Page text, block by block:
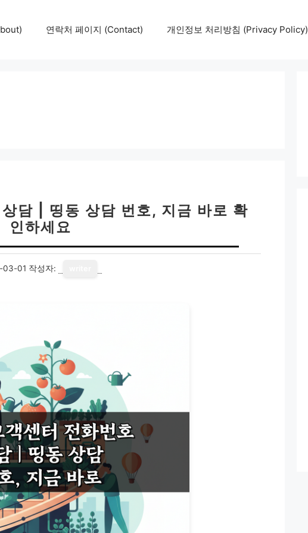
연락처 페이지 (Contact) 개인정보 처리방침 (Privacy Policy)
담 | 띵동 상담 번호, 지금 바로 확
인하세요
03-01 작성자: